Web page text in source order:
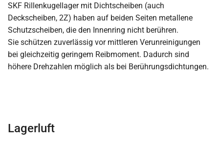
SKF Rillenkugellager mit Dichtscheiben (auch
Deckscheiben, 2Z) haben auf beiden Seiten metallene
Schutzscheiben, die den Innenring nicht berühren.
Sie schützen zuverlässig vor mittleren Verunreinigungen
bei gleichzeitig geringem Reibmoment. Dadurch sind
höhere Drehzahlen möglich als bei Berührungsdichtungen.
Lagerluft